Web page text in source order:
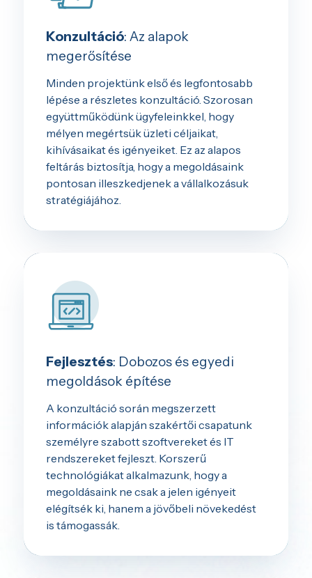
Konzultáció: Az alapok
megerősítése
Minden projektünk első és legfontosabb
lépése a részletes konzultáció. Szorosan
együttműködünk ügyfeleinkkel, hogy
mélyen megértsük üzleti céljaikat,
kihívásaikat és igényeiket. Ez az alapos
feltárás biztosítja, hogy a megoldásaink
pontosan illeszkedjenek a vállalkozásuk
stratégiájához.
Fejlesztés: Dobozos és egyedi
megoldások építése
A konzultáció során megszerzett
információk alapján szakértői csapatunk
személyre szabott szoftvereket és IT
rendszereket fejleszt. Korszerű
technológiákat alkalmazunk, hogy a
megoldásaink ne csak a jelen igényeit
elégítsék ki, hanem a jövőbeli növekedést
is támogassák.